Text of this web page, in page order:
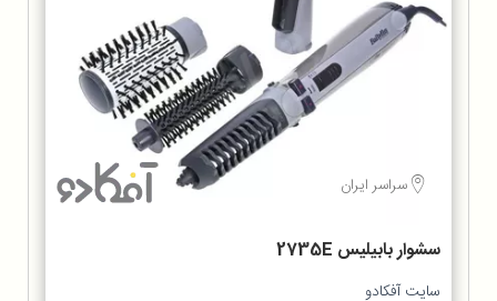
سراسر ایران
سشوار بابیلیس 2735E
سایت آفکادو